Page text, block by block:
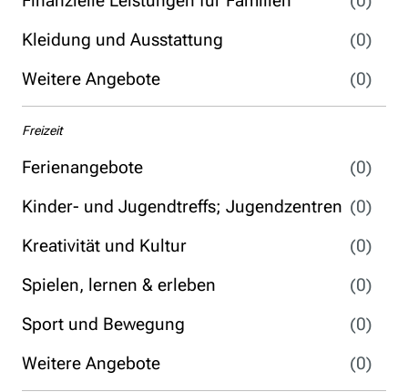
Kleidung und Ausstattung
(0)
Weitere Angebote
(0)
Freizeit
Ferienangebote
(0)
Kinder- und Jugendtreffs; Jugendzentren (0)
Kreativität und Kultur
(0)
Spielen, lernen & erleben
(0)
Sport und Bewegung
(0)
Weitere Angebote
(0)